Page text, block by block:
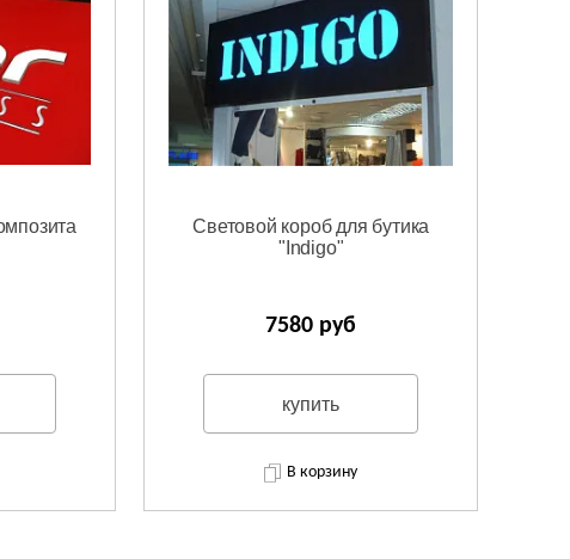
Световой короб для бутика
"Indigo"
7580 руб
купить
В корзину